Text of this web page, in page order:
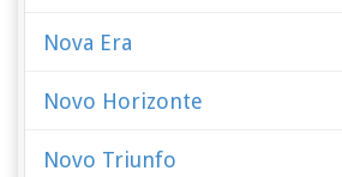
Nova Era
Novo Horizonte
Novo Triunfo